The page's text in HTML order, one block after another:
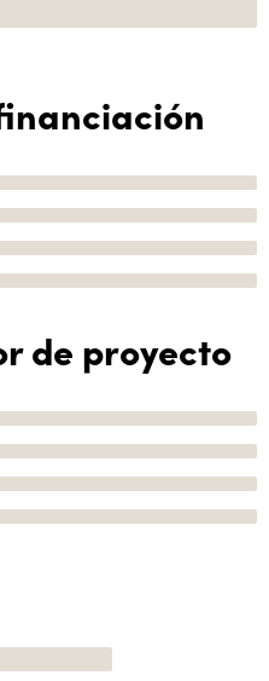
de proyecto